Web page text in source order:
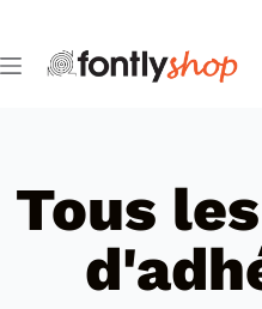
Tous